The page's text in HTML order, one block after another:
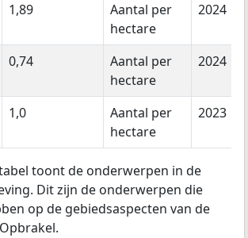
1,89
Aantal per
hectare
2024
0,74
Aantal per
hectare
2024
1,0
Aantal per
hectare
2023
toont de onderwerpen in de
Dit zijn de onderwerpen die
op de gebiedsaspecten van de